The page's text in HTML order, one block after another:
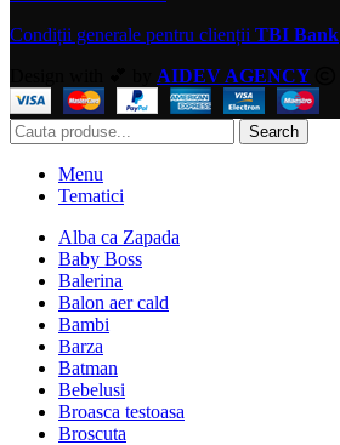
Condiții generale pentru clienții TBI Bank
AIDEV AGENCY
Search
Menu
Tematici
Alba ca Zapada
Baby Boss
Balerina
Balon aer cald
Bambi
Barza
Batman
Bebelusi
Broasca testoasa
Broscuta